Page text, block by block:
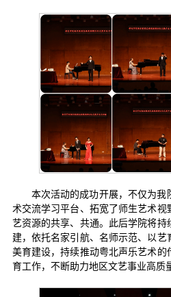
本次活动的成功开展，不仅为我
术交流学习平台、拓宽了师生艺术视
艺资源的共享、共通。此后学院将持
建，依托名家引航、名师示范、以艺
美育建设，持续推动粤北声乐艺术的
育工作，不断助力地区文艺事业高质